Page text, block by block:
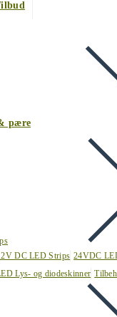
pære
DC LED Strips 24VDC
Lys- og diodeskinner